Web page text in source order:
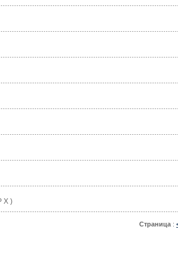
Х )
Страница :